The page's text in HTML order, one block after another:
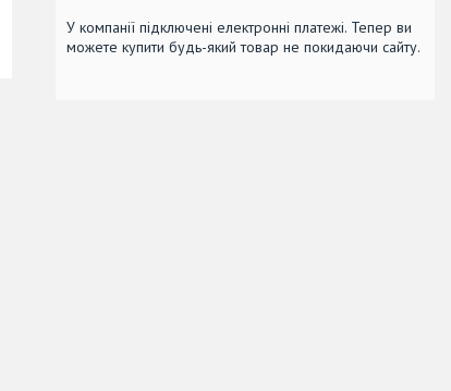
У компанії підключені електронні платежі. Тепер ви
можете купити будь-який товар не покидаючи сайту.